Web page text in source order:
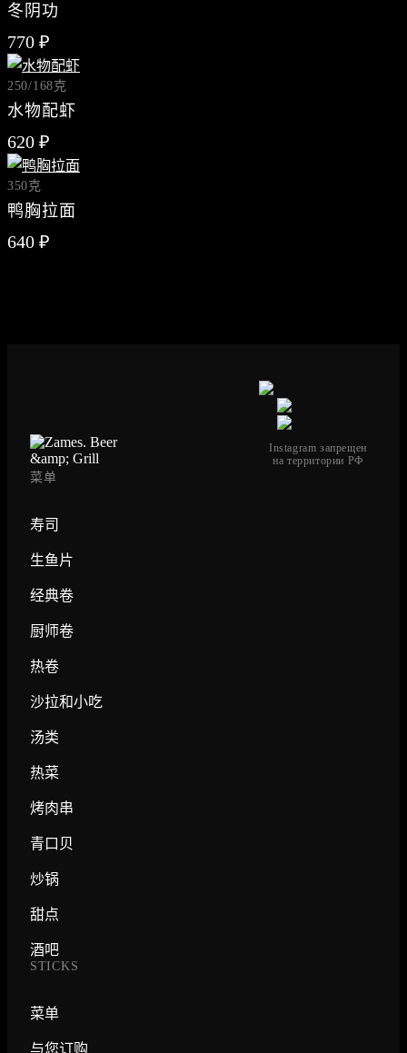
冬阴功
770 ₽
250/168克
水物配虾
620 ₽
350克
鸭胸拉面
640 ₽
Instagram запрещен
на территории РФ
菜单
寿司
生鱼片
经典卷
厨师卷
热卷
沙拉和小吃
汤类
热菜
烤肉串
青口贝
炒锅
甜点
酒吧
STICKS
菜单
与您订购